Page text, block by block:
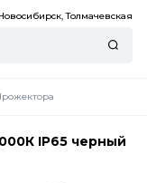
Толмачевская
IP65 черный